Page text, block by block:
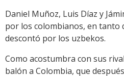
Daniel Muñoz, Luis Díaz y
por los colombianos, en tanto
descontó por los uzbekos.
Como acostumbra con sus
balón a Colombia, que